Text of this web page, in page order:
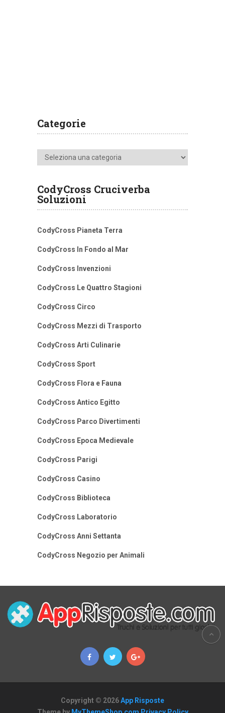
Categorie
Categorie
CodyCross Cruciverba
Soluzioni
CodyCross Pianeta Terra
CodyCross In Fondo al Mar
CodyCross Invenzioni
CodyCross Le Quattro Stagioni
CodyCross Circo
CodyCross Mezzi di Trasporto
CodyCross Arti Culinarie
CodyCross Sport
CodyCross Flora e Fauna
CodyCross Antico Egitto
CodyCross Parco Divertimenti
CodyCross Epoca Medievale
CodyCross Parigi
CodyCross Casino
CodyCross Biblioteca
CodyCross Laboratorio
CodyCross Anni Settanta
CodyCross Negozio per Animali
Copyright © 2026App Risposte